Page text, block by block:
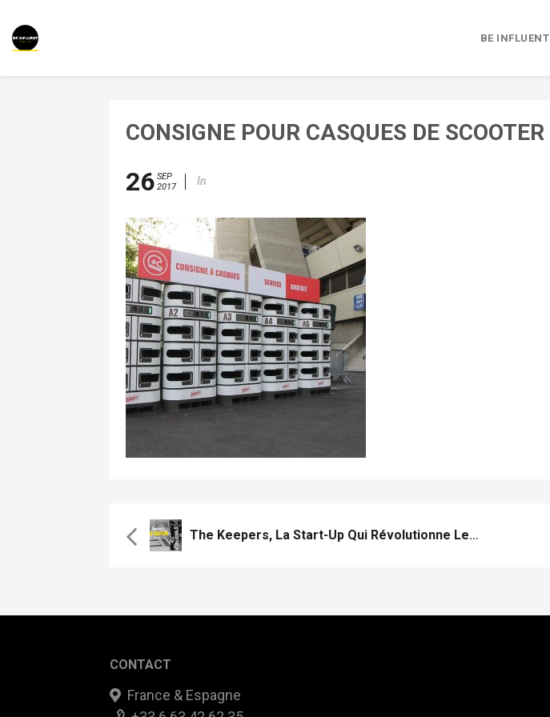
BE INFLUENT
CONSIGNE POUR CASQUES DE SCOOTER
26 SEP
2017
In
The Keepers, La Start-Up Qui Révolutionne Les Consignes En Lieux Publics !
CONTACT
France & Espagne